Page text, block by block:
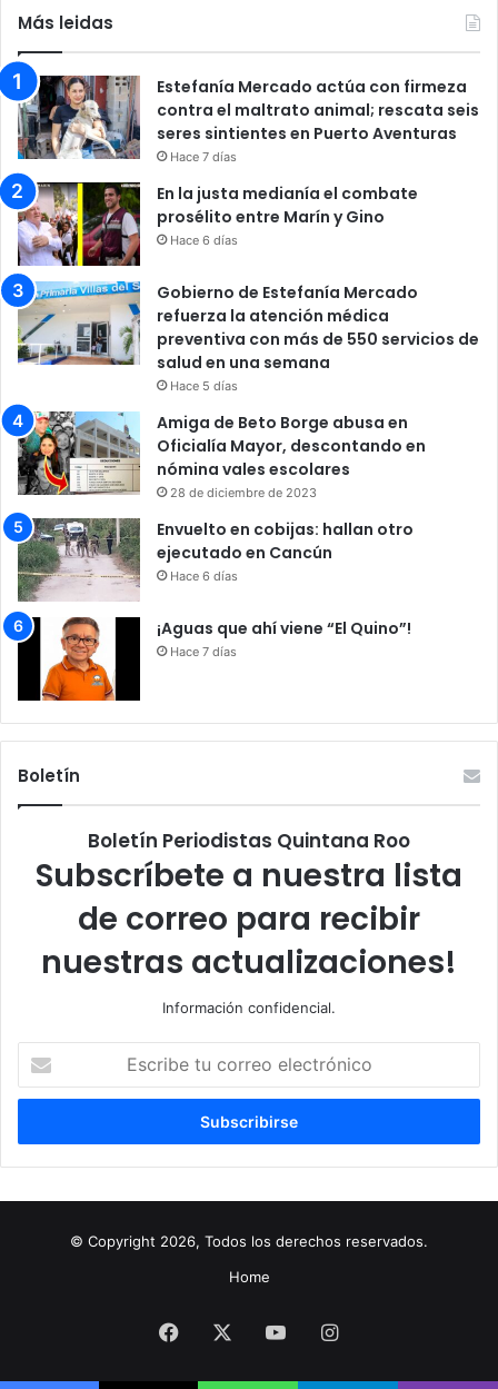
Más leidas
Estefanía Mercado actúa con firmeza
contra el maltrato animal; rescata seis
seres sintientes en Puerto Aventuras
Hace 7 días
En la justa medianía el combate
prosélito entre Marín y Gino
Hace 6 días
Gobierno de Estefanía Mercado
refuerza la atención médica
preventiva con más de 550 servicios de
salud en una semana
Hace 5 días
Amiga de Beto Borge abusa en
Oficialía Mayor, descontando en
nómina vales escolares
28 de diciembre de 2023
Envuelto en cobijas: hallan otro
ejecutado en Cancún
Hace 6 días
¡Aguas que ahí viene “El Quino”!
Hace 7 días
Boletín
Boletín Periodistas Quintana Roo
Subscríbete a nuestra lista
de correo para recibir
nuestras actualizaciones!
Información confidencial.
correo
© Copyright 2026, Todos los derechos reservados.
Home
Facebook YouTubeInstagram